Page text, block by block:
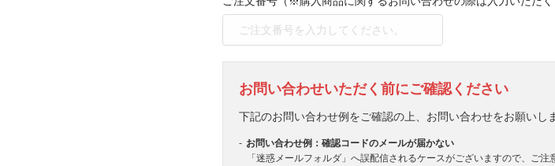
お問い合わせいただく前にご確認ください
下記のお問い合わせ例をご確認の上、お問い合わせをお願いし
お問い合わせ例：確認コードのメールが届かない
「迷惑メールフォルダ」へ誤配信されるケースがございますので、ご注